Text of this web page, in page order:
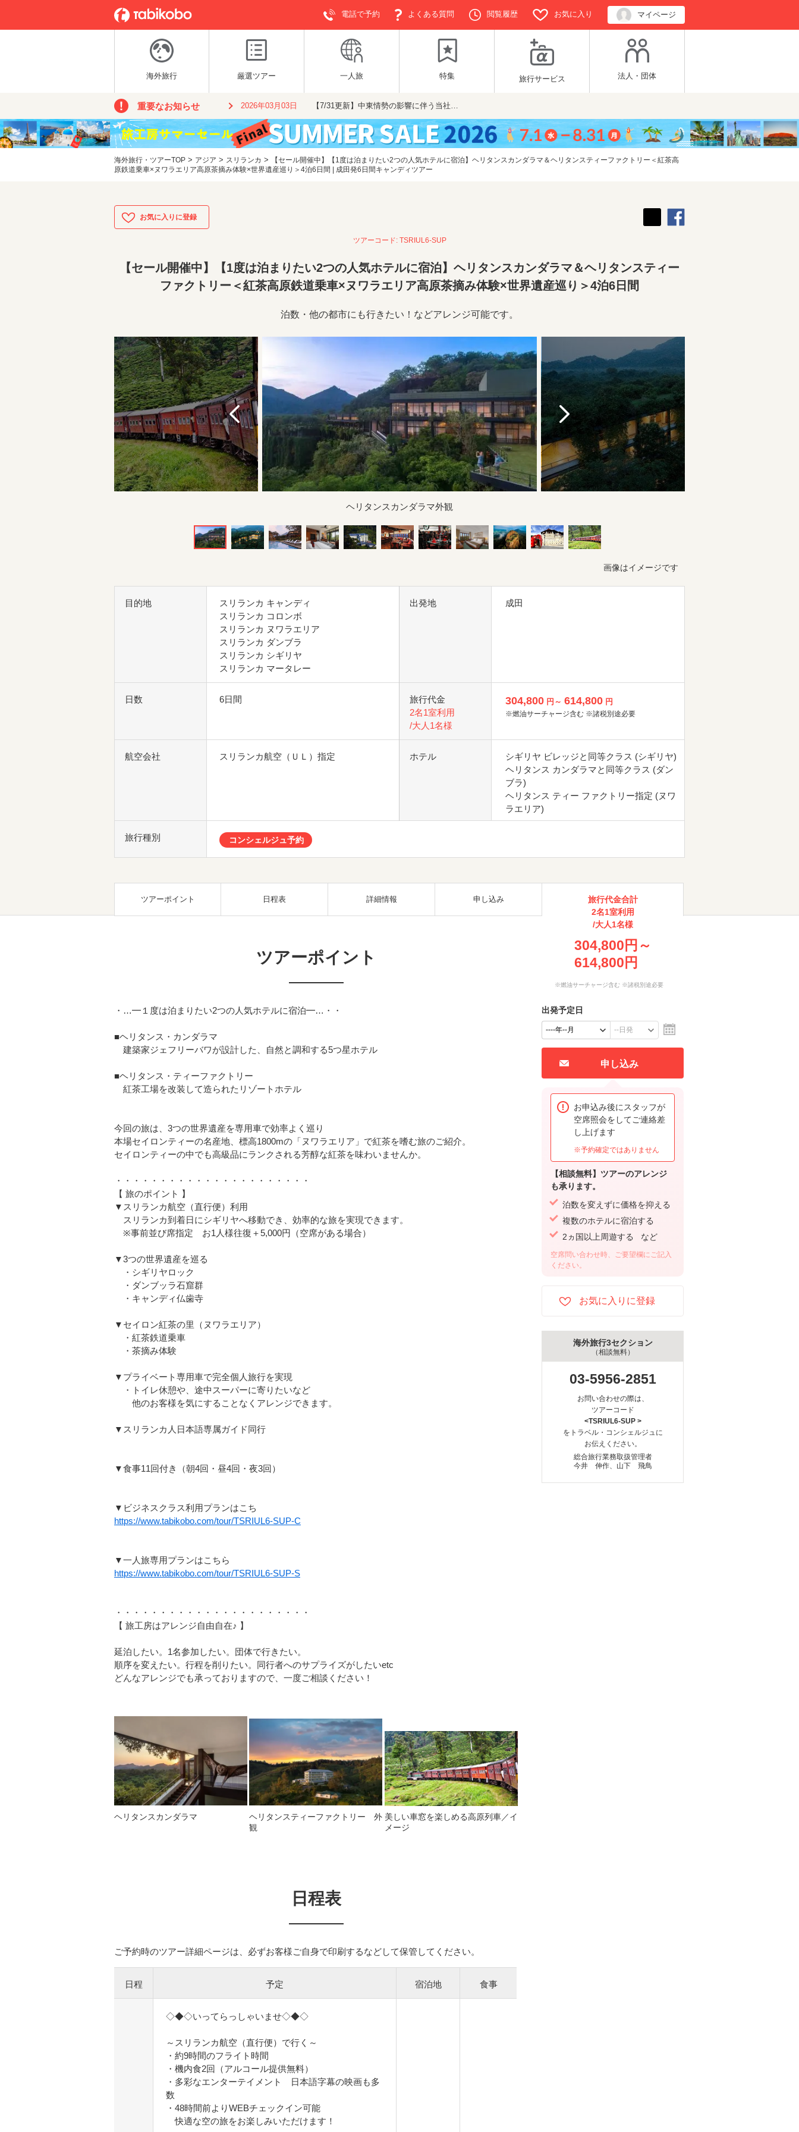
電話で予約 よくある質問 閲覧履歴 お気に入り マイページ
海外旅行 厳選ツアー 一人旅 特集 旅行サービス 法人・団体
重要なお知らせ 2026年03月03日 【7/31更新】中東情勢の影響に伴う当社…
海外旅行・ツアーTOP > アジア > スリランカ >
【セール開催中】【1度は泊まりたい2つの人気ホテルに宿泊】ヘリタンスカンダラマ＆ヘリタンスティーファクトリー＜紅茶高
原鉄道乗車×ヌワラエリア高原茶摘み体験×世界遺産巡り＞4泊6日間 | 成田発6日間キャンディツアー
ツアーコード: TSRIUL6-SUP
【セール開催中】【1度は泊まりたい2つの人気ホテルに宿泊】ヘリタンスカンダラマ＆ヘリタンスティー
ファクトリー＜紅茶高原鉄道乗車×ヌワラエリア高原茶摘み体験×世界遺産巡り＞4泊6日間
泊数・他の都市にも行きたい！などアレンジ可能です。
ヘリタンスカンダラマ外観
画像はイメージです
目的地
スリランカ キャンディ
スリランカ コロンボ
スリランカ ヌワラエリア
スリランカ ダンブラ
スリランカ シギリヤ
スリランカ マータレー
出発地 成田
日数 6日間
旅行代金
2名1室利用
/大人1名様
304,800 円～ 614,800 円
※燃油サーチャージ含む ※諸税別途必要
航空会社 スリランカ航空（ＵＬ）指定 ホテル
シギリヤ ビレッジと同等クラス (シギリヤ)
ヘリタンス カンダラマと同等クラス (ダン
ブラ)
ヘリタンス ティー ファクトリー指定 (ヌワ
ラエリア)
旅行種別 コンシェルジュ予約
ツアーポイント 日程表 詳細情報 申し込み
ツアーポイント
・…━１度は泊まりたい2つの人気ホテルに宿泊━…・・
■ヘリタンス・カンダラマ
建築家ジェフリーバワが設計した、自然と調和する5つ星ホテル
■ヘリタンス・ティーファクトリー
紅茶工場を改装して造られたリゾートホテル
今回の旅は、3つの世界遺産を専用車で効率よく巡り
本場セイロンティーの名産地、標高1800mの「ヌワラエリア」で紅茶を嗜む旅のご紹介。
セイロンティーの中でも高級品にランクされる芳醇な紅茶を味わいませんか。
・・・・・・・・・・・・・・・・・・・・・・
【 旅のポイント 】
▼スリランカ航空（直行便）利用
スリランカ到着日にシギリヤへ移動でき、効率的な旅を実現できます。
※事前並び席指定 お1人様往復＋5,000円（空席がある場合）
▼3つの世界遺産を巡る
・シギリヤロック
・ダンブッラ石窟群
・キャンディ仏歯寺
▼セイロン紅茶の里（ヌワラエリア）
・紅茶鉄道乗車
・茶摘み体験
▼プライベート専用車で完全個人旅行を実現
・トイレ休憩や、途中スーパーに寄りたいなど
他のお客様を気にすることなくアレンジできます。
▼スリランカ人日本語専属ガイド同行
▼食事11回付き（朝4回・昼4回・夜3回）
▼ビジネスクラス利用プランはこち
https://www.tabikobo.com/tour/TSRIUL6-SUP-C
▼一人旅専用プランはこちら
https://www.tabikobo.com/tour/TSRIUL6-SUP-S
・・・・・・・・・・・・・・・・・・・・・・
【 旅工房はアレンジ自由自在♪ 】
延泊したい。1名参加したい。団体で行きたい。
順序を変えたい。行程を削りたい。同行者へのサプライズがしたいetc
どんなアレンジでも承っておりますので、一度ご相談ください！
ヘリタンスカンダラマ
ヘリタンスティーファクトリー 外
観
美しい車窓を楽しめる高原列車／イ
メージ
日程表
ご予約時のツアー詳細ページは、必ずお客様ご自身で印刷するなどして保管してください。
日程 予定 宿泊地 食事
◇◆◇いってらっしゃいませ◇◆◇
～スリランカ航空（直行便）で行く～
・約9時間のフライト時間
・機内食2回（アルコール提供無料）
・多彩なエンターテイメント 日本語字幕の映画も多
数
・48時間前よりWEBチェックイン可能
快適な空の旅をお楽しみいただけます！
旅行代金合計
2名1室利用
/大人1名様
304,800円～
614,800円
※燃油サーチャージ含む ※諸税別途必要
出発予定日
申し込み
お申込み後にスタッフが
空席照会をしてご連絡差
し上げます
※予約確定ではありません
【相談無料】ツアーのアレンジ
も承ります。
泊数を変えずに価格を抑える
複数のホテルに宿泊する
2ヵ国以上周遊する など
空席問い合わせ時、ご要望欄にご記入
ください。
海外旅行3セクション
（相談無料）
03-5956-2851
お問い合わせの際は、
ツアーコード
<TSRIUL6-SUP >
をトラベル・コンシェルジュに
お伝えください。
総合旅行業務取扱管理者
今井 伸作、山下 飛鳥